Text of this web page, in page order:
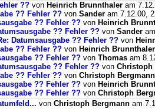
?? von Heinrich Brunnthaler am
?? Fehler ?? von Sander am 7.12.00,
?? Fehler ?? von Heinrich
?? Fehler ?? von Sander
Datumsausgabe ?? Fehler ?? von
?? Fehler ?? von Heinrich Brunnthaler
?? Fehler ?? von Thomas am
?? Fehler ?? von Christoph
?? Fehler ?? von Christoph Bergmann
?? Fehler ?? von Heinrich
?? Fehler ?? von Christoph
von Christoph Bergmann am